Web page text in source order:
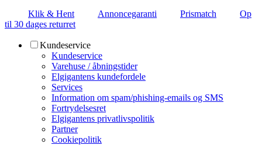
Klik & Hent Annoncegaranti Prismatch
Op
til 30 dages returret
Kundeservice
Kundeservice
Varehuse / åbningstider
Elgigantens kundefordele
Services
Information om spam/phishing-emails og SMS
Fortrydelsesret
Elgigantens privatlivspolitik
Partner
Cookiepolitik